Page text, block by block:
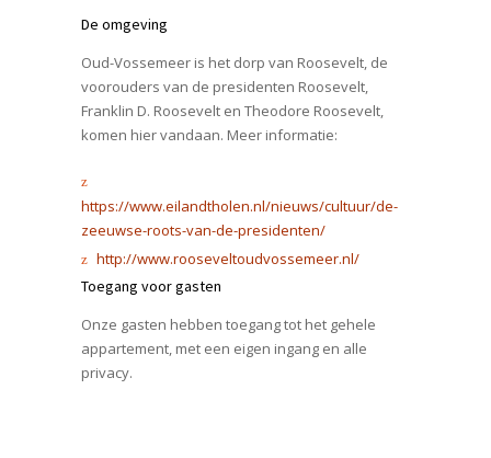
De omgeving
Oud-Vossemeer is het dorp van Roosevelt, de
voorouders van de presidenten Roosevelt,
Franklin D. Roosevelt en Theodore Roosevelt,
komen hier vandaan. Meer informatie:
https://www.eilandtholen.nl/nieuws/cultuur/de-
zeeuwse-roots-van-de-presidenten/
http://www.rooseveltoudvossemeer.nl/
Toegang voor gasten
Onze gasten hebben toegang tot het gehele
appartement, met een eigen ingang en alle
privacy.